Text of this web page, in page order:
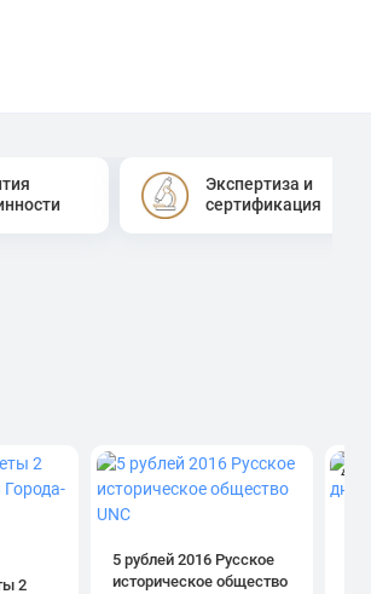
Экспертиза и
сертификация
2
5 рублей 2016 Русское
историческое общество
4.0